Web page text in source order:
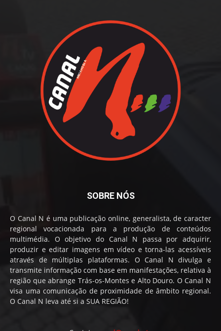
SOBRE NÓS
O Canal N é uma publicação online, generalista, de caracter
regional vocacionada para a produção de conteúdos
multimédia. O objetivo do Canal N passa por adquirir,
produzir e editar imagens em vídeo e torna-las acessíveis
através de múltiplas plataformas. O Canal N divulga e
transmite informação com base em manifestações, relativa à
região que abrange Trás-os-Montes e Alto Douro. O Canal N
visa uma comunicação de proximidade de âmbito regional.
O Canal N leva até si a SUA REGIÃO!